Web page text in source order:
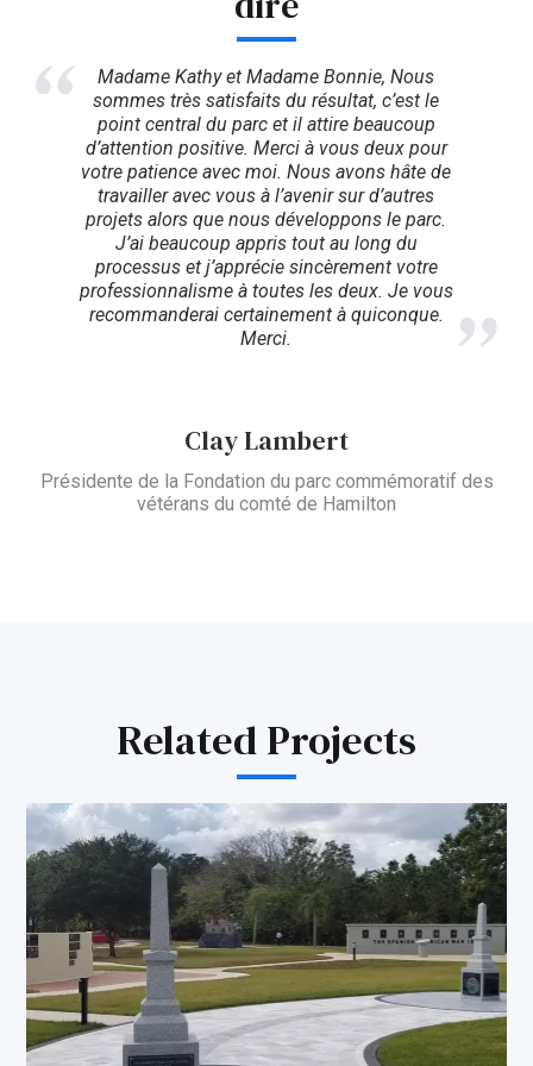
Madame Kathy et Madame Bonnie, Nous
sommes très satisfaits du résultat, c’est le
point central du parc et il attire beaucoup
d’attention positive. Merci à vous deux pour
votre patience avec moi. Nous avons hâte de
travailler avec vous à l’avenir sur d’autres
projets alors que nous développons le parc.
J’ai beaucoup appris tout au long du
processus et j’apprécie sincèrement votre
professionnalisme à toutes les deux. Je vous
recommanderai certainement à quiconque.
Merci.
Clay Lambert
Présidente de la Fondation du parc commémoratif des
vétérans du comté de Hamilton
Related Projects